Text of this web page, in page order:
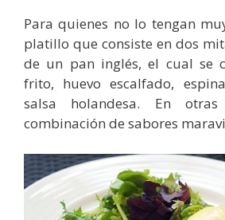
Para quienes no lo tengan
platillo que consiste en dos
de un pan inglés, el cual se
frito, huevo escalfado,
salsa holandesa. En
combinación de sabores